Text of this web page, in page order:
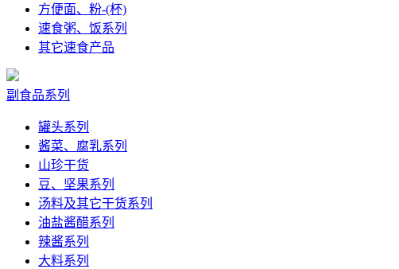
方便面、粉-(杯)
速食粥、饭系列
其它速食产品
副食品系列
罐头系列
酱菜、腐乳系列
山珍干货
豆、坚果系列
汤料及其它干货系列
油盐酱醋系列
辣酱系列
大料系列